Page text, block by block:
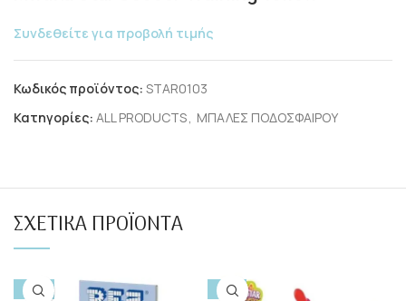
Συνδεθείτε για προβολή τιμής
Κωδικός προϊόντος: STAR0103
Κατηγορίες: ALL PRODUCTS, ΜΠΑΛΕΣ ΠΟΔΟΣΦΑΙΡΟΥ
ΣΧΕΤΙΚΆ ΠΡΟΪΌΝΤΑ
-10% -15%